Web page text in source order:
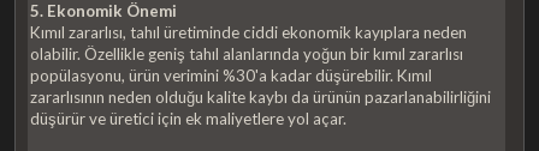
5. Ekonomik Önemi
Kımıl zararlısı, tahıl üretiminde ciddi ekonomik kayıplara neden
olabilir. Özellikle geniş tahıl alanlarında yoğun bir kımıl zararlısı
popülasyonu, ürün verimini %30'a kadar düşürebilir. Kımıl
zararlısının neden olduğu kalite kaybı da ürünün pazarlanabilirliğini
düşürür ve üretici için ek maliyetlere yol açar.